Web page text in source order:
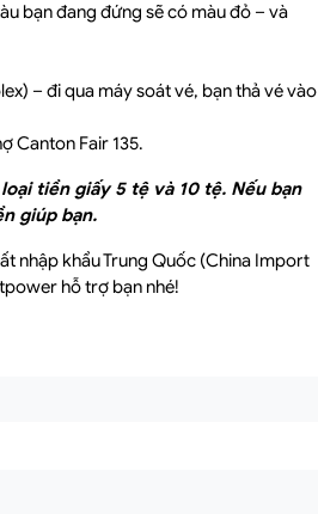
bạn đang đứng sẽ có màu đỏ – và
– đi qua máy soát vé, bạn thả vé vào
Canton Fair 135.
tiền giấy 5 tệ và 10 tệ. Nếu bạn
giúp bạn.
nhập khẩu Trung Quốc (China Import
hỗ trợ bạn nhé!